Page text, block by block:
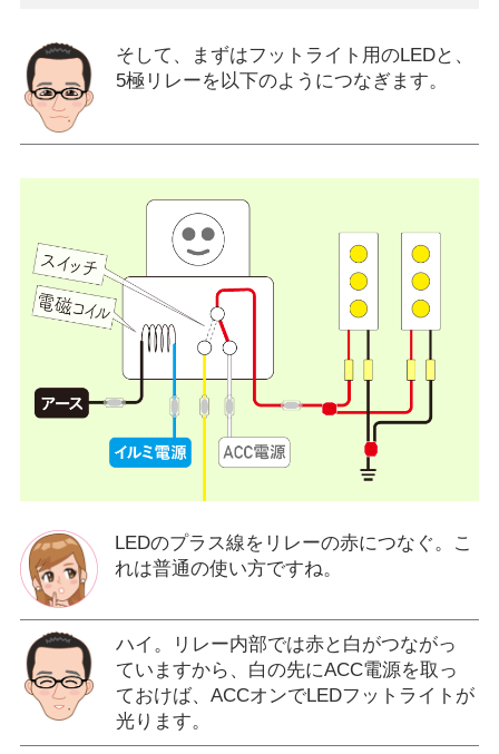
そして、まずはフットライト用のLEDと、
5極リレーを以下のようにつなぎます。
LEDのプラス線をリレーの赤につなぐ。こ
れは普通の使い方ですね。
ハイ。リレー内部では赤と白がつながっ
ていますから、白の先にACC電源を取っ
ておけば、ACCオンでLEDフットライトが
光ります。